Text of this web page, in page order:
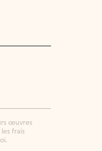
œuvres
frais